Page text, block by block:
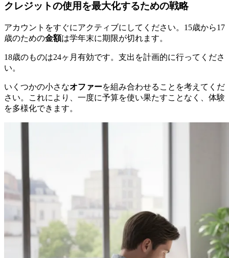
クレジットの使用を最大化するための戦略
アカウントをすぐにアクティブにしてください。15歳から17
歳のための金額は学年末に期限が切れます。
18歳のものは24ヶ月有効です。支出を計画的に行ってくださ
い。
いくつかの小さなオファーを組み合わせることを考えてくだ
さい。これにより、一度に予算を使い果たすことなく、体験
を多様化できます。